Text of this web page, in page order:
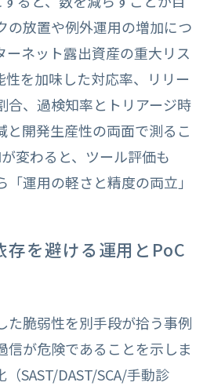
の放置や例外運用の増加につ
ーネット露出資産の重大リス
を加味した対応率、リリー
合、過検知率とトリアージ時
と開発生産性の両面で測るこ
変わると、ツール評価も
「運用の軽さと精度の両立」
存を避ける運用とPoC
た脆弱性を別手段が拾う事例
信が危険であることを示しま
SAST/DAST/SCA/手動診